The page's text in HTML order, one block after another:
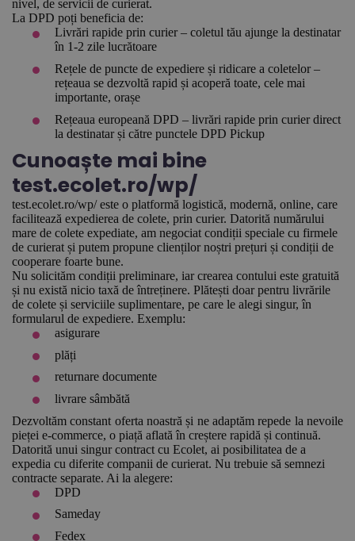
nivel, de servicii de curierat.
La DPD poți beneficia de:
Livrări rapide prin curier – coletul tău ajunge la destinatar
în 1-2 zile lucrătoare
Rețele de puncte de expediere și ridicare a coletelor –
rețeaua se dezvoltă rapid și acoperă toate, cele mai
importante, orașe
Rețeaua europeană DPD – livrări rapide prin curier direct
la destinatar și către punctele DPD Pickup
Cunoaște mai bine
test.ecolet.ro/wp/
test.ecolet.ro/wp/ este o platformă logistică, modernă, online, care
facilitează expedierea de colete, prin curier. Datorită numărului
mare de colete expediate, am negociat condiții speciale cu firmele
de curierat și putem propune clienților noștri prețuri și condiții de
cooperare foarte bune.
Nu solicităm condiții preliminare, iar crearea contului este gratuită
și nu există nicio taxă de întreținere. Plătești doar pentru livrările
de colete și serviciile suplimentare, pe care le alegi singur, în
formularul de expediere. Exemplu:
asigurare
plăți
returnare documente
livrare sâmbătă
Dezvoltăm constant oferta noastră și ne adaptăm repede la nevoile
pieței e-commerce, o piață aflată în creștere rapidă și continuă.
Datorită unui singur contract cu Ecolet, ai posibilitatea de a
expedia cu diferite companii de curierat. Nu trebuie să semnezi
contracte separate. Ai la alegere:
DPD
Sameday
Fedex